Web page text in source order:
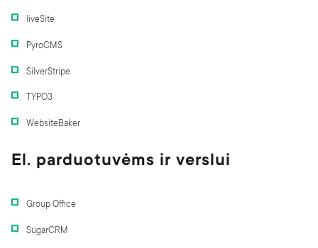
liveSite
PyroCMS
SilverStripe
TYPO3
WebsiteBaker
El. parduotuvėms ir verslui
Group Office
SugarCRM